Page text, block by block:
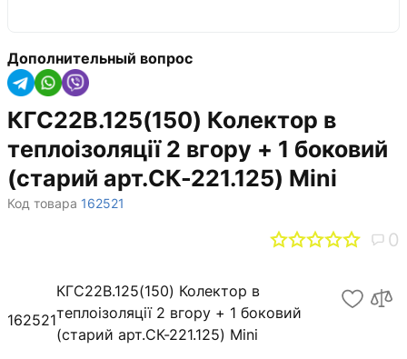
Дополнительный вопрос
КГС22В.125(150) Колектор в
теплоізоляції 2 вгору + 1 боковий
(старий арт.СК-221.125) Mini
Код товара 162521
0
162521
КГС22В.125(150) Колектор в
теплоізоляції 2 вгору + 1 боковий
(старий арт.СК-221.125) Mini